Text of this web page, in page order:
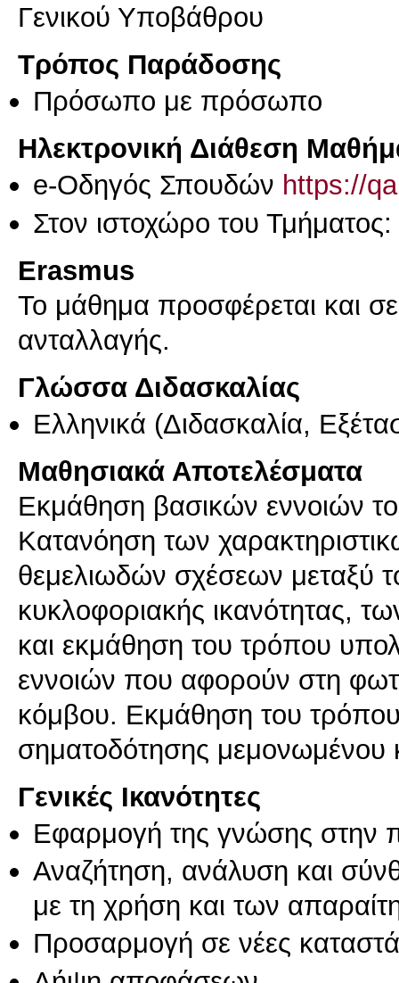
Γενικού Υποβάθρου
Τρόπος Παράδοσης
Πρόσωπο με πρόσωπο
Ηλεκτρονική Διάθεση
e-Οδηγός Σπουδών https://
Στον ιστοχώρο του Τμήματος:
Erasmus
Το μάθημα προσφέρεται και
ανταλλαγής.
Γλώσσα Διδασκαλίας
Ελληνικά (Διδασκαλία,
Μαθησιακά Αποτελέσματα
Εκμάθηση βασικών εννοιών
Κατανόηση των
θεμελιωδών σχέσεων μεταξύ
κυκλοφοριακής ικανότητας,
και εκμάθηση του τρόπου
εννοιών που αφορούν στη
κόμβου. Εκμάθηση του
σηματοδότησης μεμονωμένου
Γενικές Ικανότητες
Εφαρμογή της γνώσης στην
Αναζήτηση, ανάλυση και
με τη χρήση και των
Προσαρμογή σε νέες